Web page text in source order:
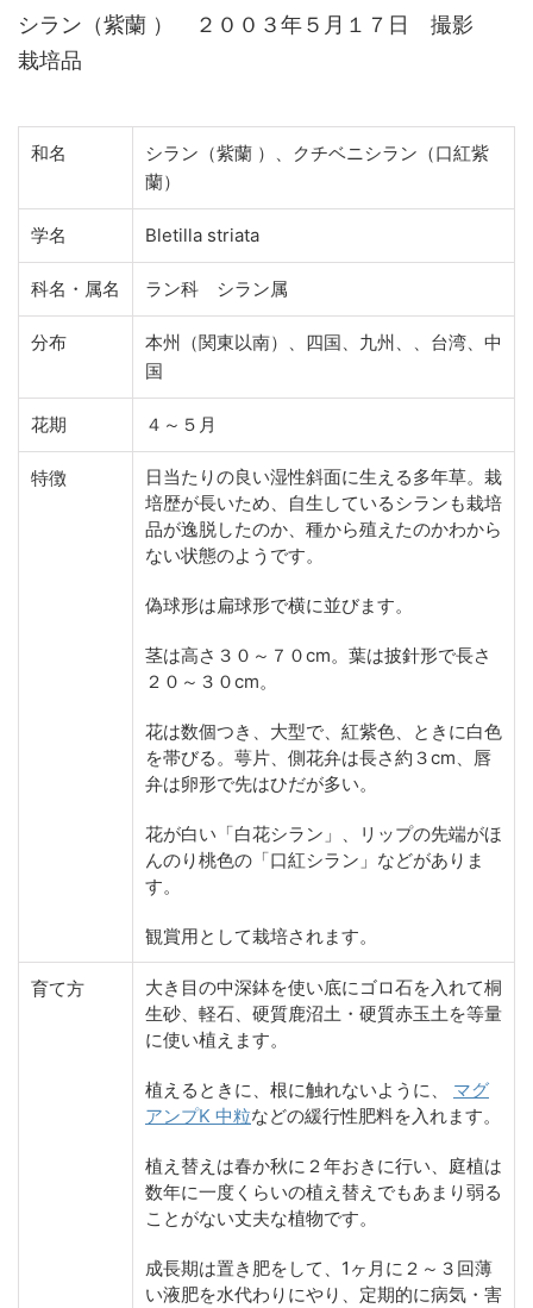
シラン（紫蘭 ） ２００３年５月１７日 撮影
栽培品
和名
シラン（紫蘭 ）、クチベニシラン（口紅紫
蘭）
学名 Bletilla striata
科名・属名 ラン科 シラン属
分布
本州（関東以南）、四国、九州、、台湾、中
国
花期 ４～５月
特徴
日当たりの良い湿性斜面に生える多年草。栽
培歴が長いため、自生しているシランも栽培
品が逸脱したのか、種から殖えたのかわから
ない状態のようです。
偽球形は扁球形で横に並びます。
茎は高さ３０～７０cm。葉は披針形で長さ
２０～３０cm。
花は数個つき、大型で、紅紫色、ときに白色
を帯びる。萼片、側花弁は長さ約３cm、唇
弁は卵形で先はひだが多い。
花が白い「白花シラン」、リップの先端がほ
んのり桃色の「口紅シラン」などがありま
す。
観賞用として栽培されます。
育て方
大き目の中深鉢を使い底にゴロ石を入れて桐
生砂、軽石、硬質鹿沼土・硬質赤玉土を等量
に使い植えます。
植えるときに、根に触れないように、 マグ
アンプK 中粒などの緩行性肥料を入れます。
植え替えは春か秋に２年おきに行い、庭植は
数年に一度くらいの植え替えでもあまり弱る
ことがない丈夫な植物です。
成長期は置き肥をして、1ヶ月に２～３回薄
い液肥を水代わりにやり、定期的に病気・害